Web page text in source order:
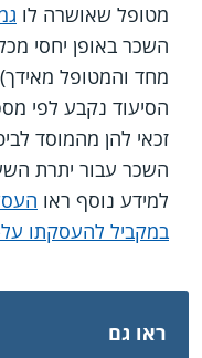
מטופל שאושרה לו
השכר באופן יחסי
מחד והמטופל
הסיעוד נקבע לפי
זכאי להן מהמוסד
השכר עבור יתרת
למידע נוסף ראו
במקביל להעסקתו
ראו גם